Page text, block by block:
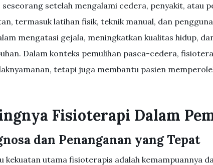
setelah mengalami cedera, penyakit, atau
termasuk latihan fisik, teknik manual, dan
mengatasi gejala, meningkatkan kualitas hidup,
Dalam konteks pemulihan pasca-cedera,
tetapi juga membantu pasien
Fisioterapi Dalam
dan Penanganan yang Tepat
kekuatan utama fisioterapis adalah kemampuannya